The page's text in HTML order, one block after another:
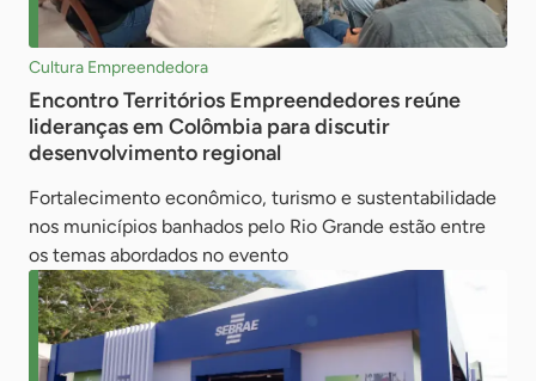
Cultura Empreendedora
Encontro Territórios Empreendedores reúne
lideranças em Colômbia para discutir
desenvolvimento regional
Fortalecimento econômico, turismo e sustentabilidade
nos municípios banhados pelo Rio Grande estão entre
os temas abordados no evento